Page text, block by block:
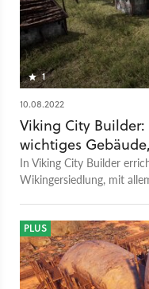
1
10.08.2022
Viking City
wichtiges
In Viking City Builder
Wikingersiedlung, mit
zum Beispiel, wie ihr mit
wohin ihr eure Krieger
Aufbauspiel lest ihr in
Builder!
PLUS